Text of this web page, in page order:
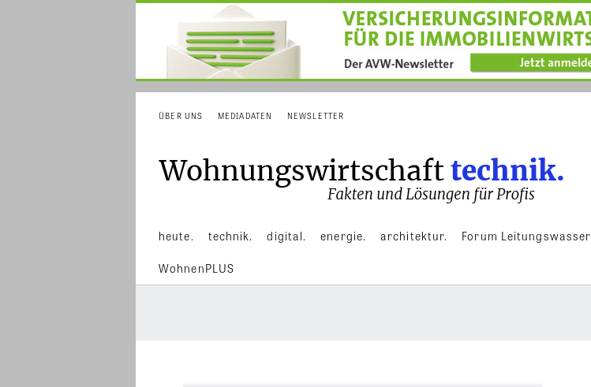
ÜBER UNS MEDIADATEN NEWSLETTER
heute. technik. digital. energie. architektur. Forum Leitungswasser
WohnenPLUS